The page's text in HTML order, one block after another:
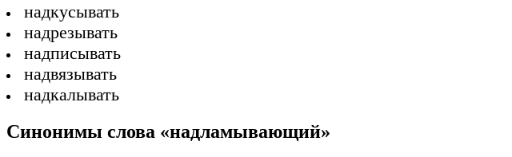
надкусывать
надрезывать
надписывать
надвязывать
надкалывать
Синонимы слова «надламывающий»